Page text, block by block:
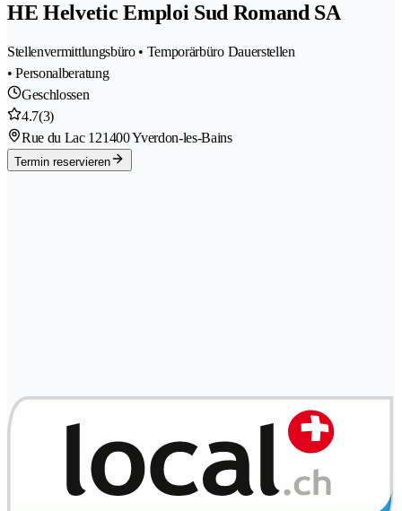
HE Helvetic Emploi Sud Romand SA
Stellenvermittlungsbüro • Temporärbüro Dauerstellen
• Personalberatung
Geschlossen
4.7(3)
Rue du Lac 121400 Yverdon-les-Bains
Termin reservieren